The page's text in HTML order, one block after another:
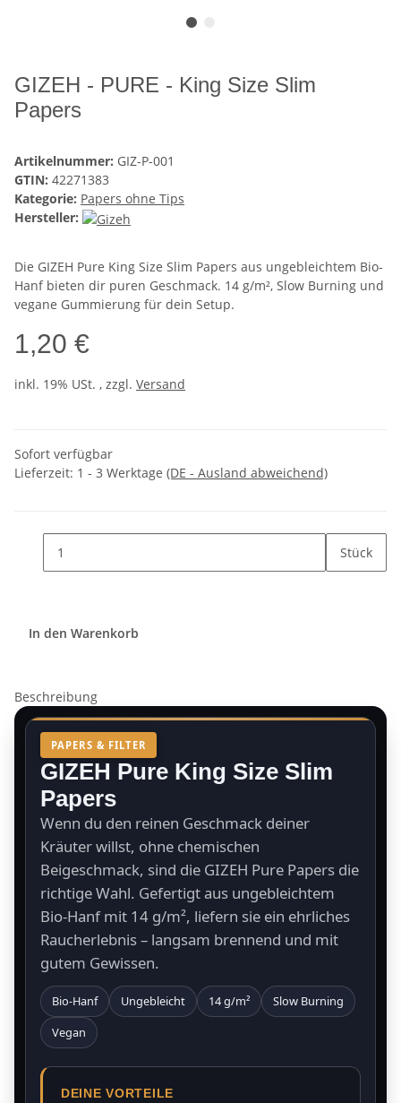
GIZEH - PURE - King Size Slim
Papers
Artikelnummer: GIZ-P-001
GTIN: 42271383
Kategorie: Papers ohne Tips
Hersteller:
Die GIZEH Pure King Size Slim Papers aus ungebleichtem Bio-
Hanf bieten dir puren Geschmack. 14 g/m², Slow Burning und
vegane Gummierung für dein Setup.
1,20 €
inkl. 19% USt. , zzgl. Versand
Sofort verfügbar
Lieferzeit: 1 - 3 Werktage (DE - Ausland abweichend)
Stück
In den Warenkorb
Beschreibung
PAPERS & FILTER
GIZEH Pure King Size Slim
Papers
Wenn du den reinen Geschmack deiner
Kräuter willst, ohne chemischen
Beigeschmack, sind die GIZEH Pure Papers die
richtige Wahl. Gefertigt aus ungebleichtem
Bio-Hanf mit 14 g/m², liefern sie ein ehrliches
Raucherlebnis – langsam brennend und mit
gutem Gewissen.
Bio-Hanf Ungebleicht 14 g/m²
Slow Burning
Vegan
DEINE VORTEILE